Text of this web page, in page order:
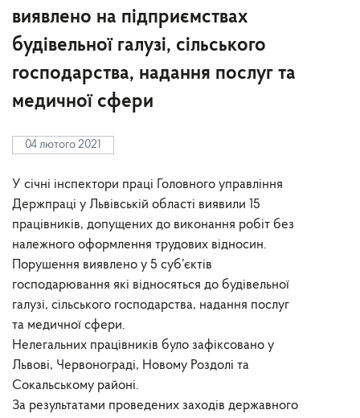
виявлено на підприємствах
будівельної галузі, сільського
господарства, надання послуг та
медичної сфери
04 лютого 2021
У січні інспектори праці Головного управління
Держпраці у Львівській області виявили 15
працівників, допущених до виконання робіт без
належного оформлення трудових відносин.
Порушення виявлено у 5 суб’єктів
господарювання які відносяться до будівельної
галузі, сільського господарства, надання послуг
та медичної сфери.
Нелегальних працівників було зафіксовано у
Львові, Червонограді, Новому Роздолі та
Сокальському районі.
За результатами проведених заходів державного